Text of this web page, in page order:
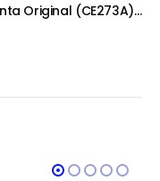
Tóner HP 650A Magenta Original (CE273A) – Calidad Profesional y Rendimiento Superior